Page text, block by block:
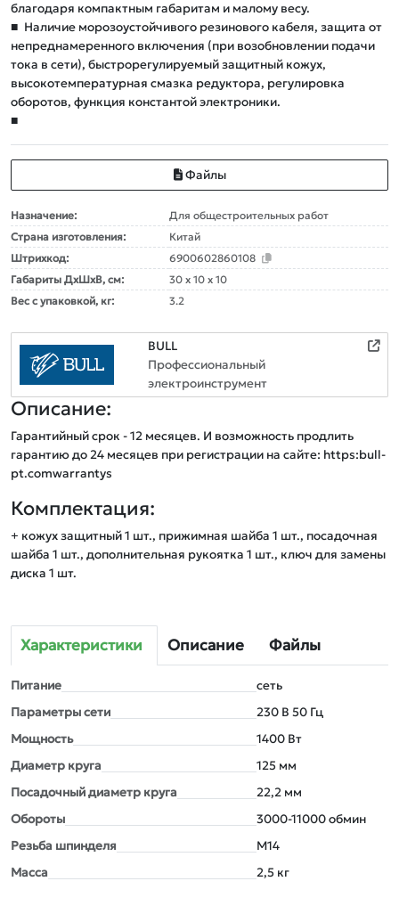
благодаря компактным габаритам и малому весу.
■ Наличие морозоустойчивого резинового кабеля, защита от
непреднамеренного включения (при возобновлении подачи
тока в сети), быстрорегулируемый защитный кожух,
высокотемпературная смазка редуктора, регулировка
оборотов, функция константой электроники.
■
Файлы
Назначение:
Для общестроительных работ
Страна изготовления:
Китай
Штрихкод:
6900602860108
Габариты ДxШxВ, см:
30 x 10 x 10
Вес с упаковкой, кг:
3.2
BULL
Профессиональный
электроинструмент
Описание:
Гарантийный срок - 12 месяцев. И возможность продлить
гарантию до 24 месяцев при регистрации на сайте: https:bull-
Комплектация:
+ кожух защитный 1 шт., прижимная шайба 1 шт., посадочная
шайба 1 шт., дополнительная рукоятка 1 шт., ключ для замены
диска 1 шт.
Характеристики Описание Файлы
Питание
сеть
Параметры сети
230 В 50 Гц
Мощность
1400 Вт
Диаметр круга
125 мм
Посадочный диаметр круга
22,2 мм
Обороты
3000-11000 обмин
Резьба шпинделя
M14
Масса
2,5 кг